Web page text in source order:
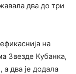
два до три
на
Звезде Кубанка,
два је додала